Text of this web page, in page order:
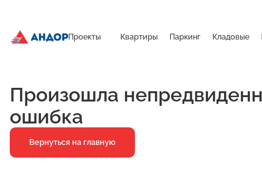
Проекты Квартиры Паркинг Кладовые
Произошла
ошибка
Вернуться на главную